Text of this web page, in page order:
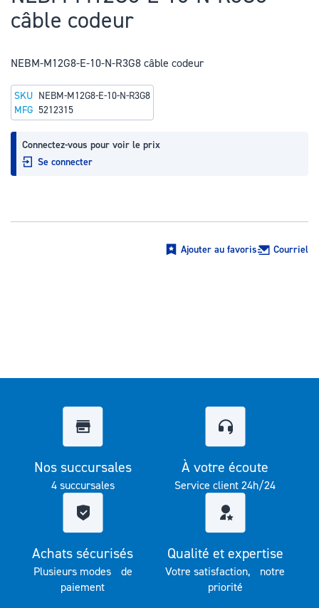
début
la
d’images
câble codeur
NEBM-M12G8-E-10-N-R3G8 câble codeur
Connectez-vous pour voir le prix
Se connecter
SKU NEBM-M12G8-E-10-N-R3G8
MFG 5212315
Ajouter au favoris Courriel
Nos succursales
4 succursales
À votre écoute
Service client 24h/24
Achats sécurisés
Plusieurs modes de
paiement
Qualité et expertise
Votre satisfaction, notre
priorité